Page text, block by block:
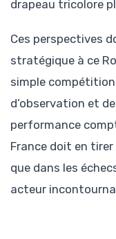
drapeau tricolore
Ces perspectives
stratégique à ce
simple
d’observation et
performance
France doit en
que dans les
acteur